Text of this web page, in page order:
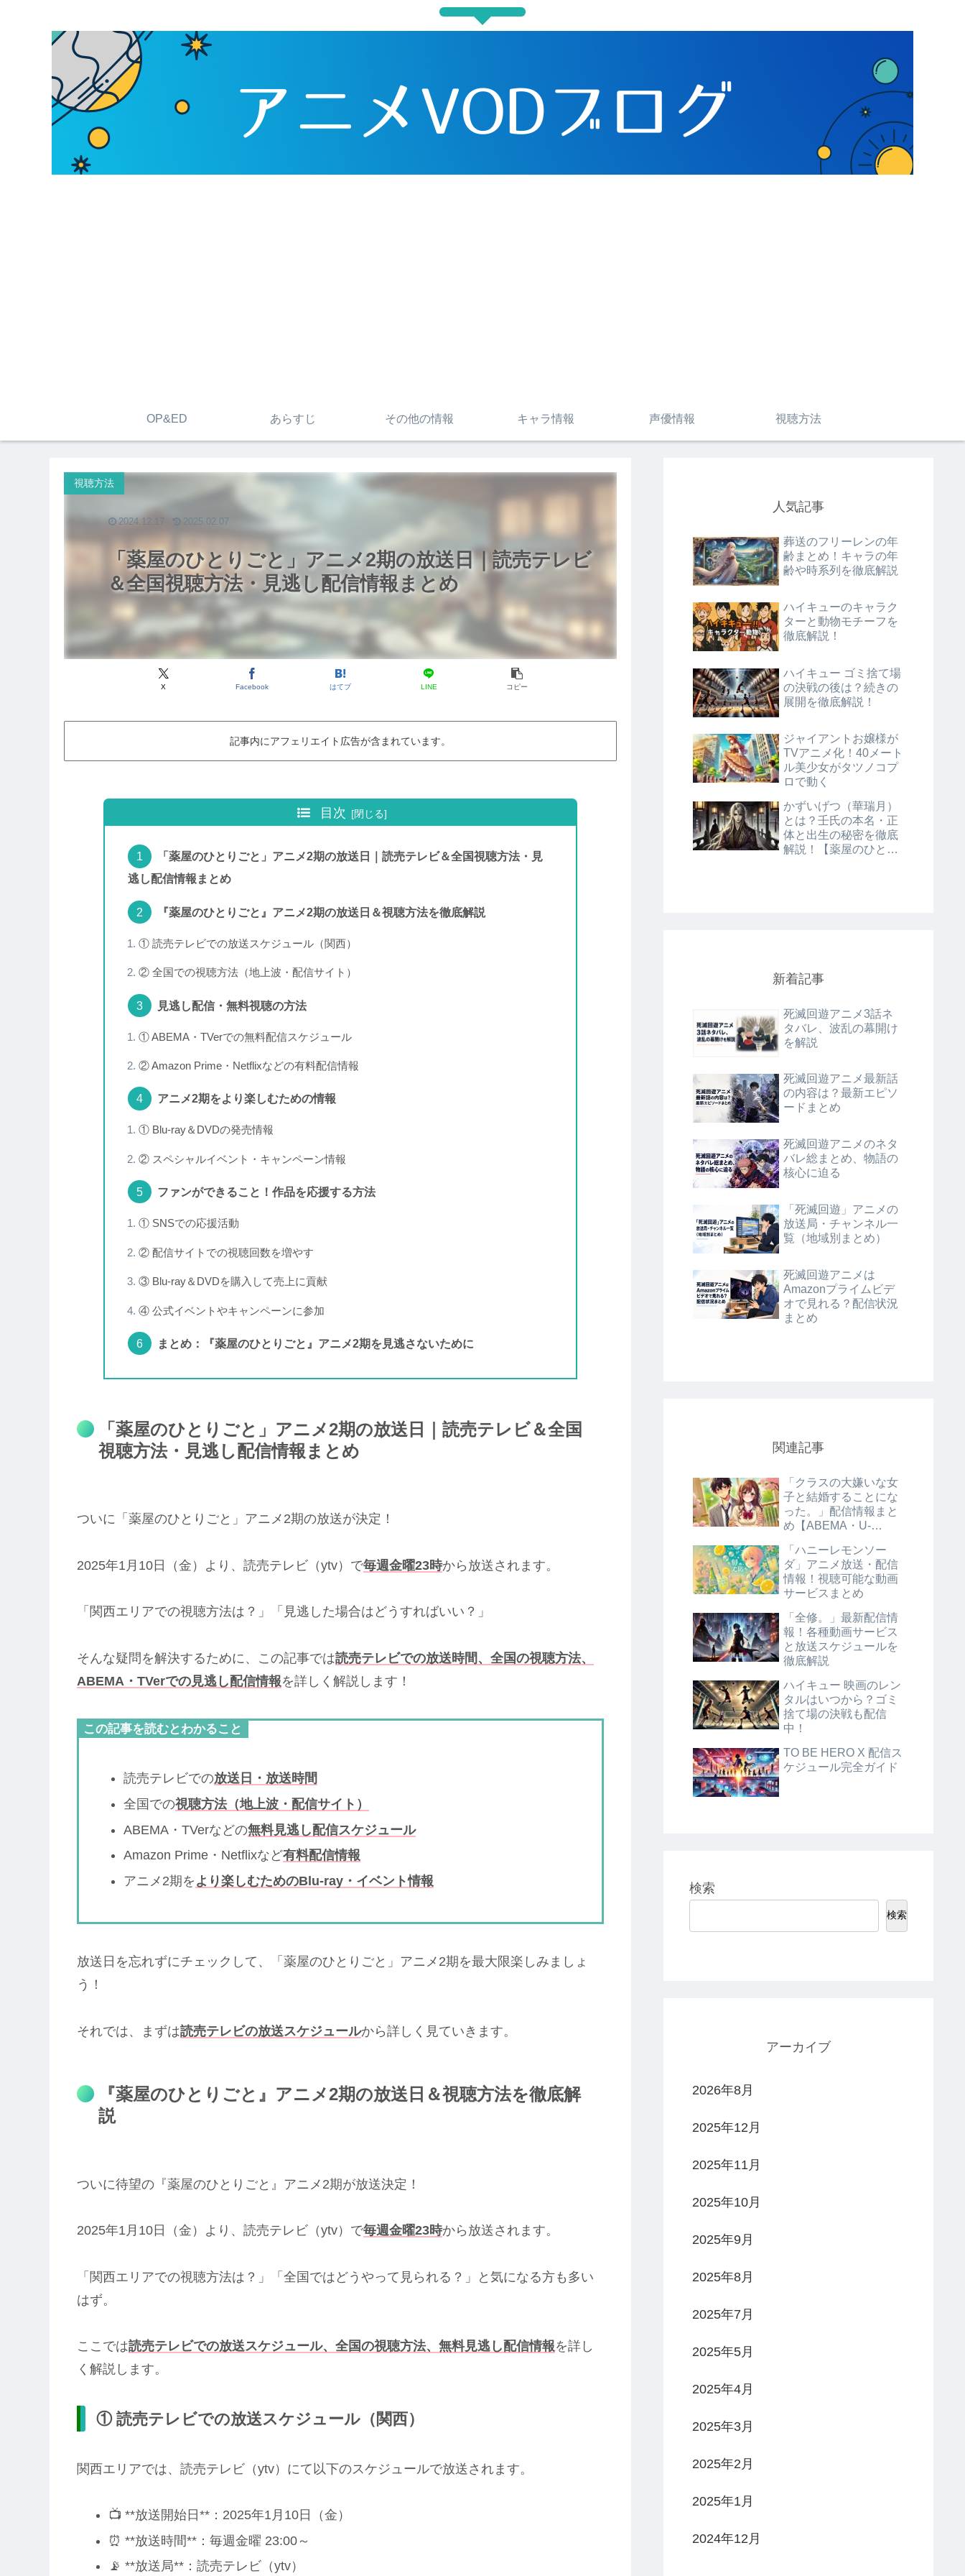
OP&ED あらすじ その他の情報 キャラ情報 声優情報 視聴方法
「薬屋のひとりごと」アニメ2期の放送日｜読売テレビ
＆全国視聴方法・見逃し配信情報まとめ
視聴方法
X Facebook はてブ LINE コピー
2024.12.17 2025.02.07
記事内にアフェリエイト広告が含まれています。
目次
「薬屋のひとりごと」アニメ2期の放送日｜読売テレビ＆全国視聴方法・見
逃し配信情報まとめ
『薬屋のひとりごと』アニメ2期の放送日＆視聴方法を徹底解説
① 読売テレビでの放送スケジュール（関西）
② 全国での視聴方法（地上波・配信サイト）
見逃し配信・無料視聴の方法
① ABEMA・TVerでの無料配信スケジュール
② Amazon Prime・Netflixなどの有料配信情報
アニメ2期をより楽しむための情報
① Blu-ray＆DVDの発売情報
② スペシャルイベント・キャンペーン情報
ファンができること！作品を応援する方法
① SNSでの応援活動
② 配信サイトでの視聴回数を増やす
③ Blu-ray＆DVDを購入して売上に貢献
④ 公式イベントやキャンペーンに参加
まとめ：『薬屋のひとりごと』アニメ2期を見逃さないために
「薬屋のひとりごと」アニメ2期の放送日｜読売テレビ＆全国
視聴方法・見逃し配信情報まとめ
ついに「薬屋のひとりごと」アニメ2期の放送が決定！
2025年1月10日（金）より、読売テレビ（ytv）で毎週金曜23時から放送されます。
「関西エリアでの視聴方法は？」「見逃した場合はどうすればいい？」
そんな疑問を解決するために、この記事では読売テレビでの放送時間、全国の視聴方法、
ABEMA・TVerでの見逃し配信情報を詳しく解説します！
この記事を読むとわかること
読売テレビでの放送日・放送時間
全国での視聴方法（地上波・配信サイト）
ABEMA・TVerなどの無料見逃し配信スケジュール
Amazon Prime・Netflixなど有料配信情報
アニメ2期を より楽しむためのBlu-ray・イベント情報
放送日を忘れずにチェックして、「薬屋のひとりごと」アニメ2期を最大限楽しみましょ
う！
それでは、まずは読売テレビの放送スケジュールから詳しく見ていきます。
『薬屋のひとりごと』アニメ2期の放送日＆視聴方法を徹底解
説
ついに待望の『薬屋のひとりごと』アニメ2期が放送決定！
2025年1月10日（金）より、読売テレビ（ytv）で毎週金曜23時から放送されます。
「関西エリアでの視聴方法は？」「全国ではどうやって見られる？」と気になる方も多い
はず。
ここでは読売テレビでの放送スケジュール、全国の視聴方法、無料見逃し配信情報を詳し
く解説します。
① 読売テレビでの放送スケジュール（関西）
関西エリアでは、読売テレビ（ytv）にて以下のスケジュールで放送されます。
📺 **放送開始日**：2025年1月10日（金）
⏰ **放送時間**：毎週金曜 23:00～
📡 **放送局**：読売テレビ（ytv）
人気記事
葬送のフリーレンの年
齢まとめ！キャラの年
齢や時系列を徹底解説
ハイキューのキャラク
ターと動物モチーフを
徹底解説！
ハイキュー ゴミ捨て場
の決戦の後は？続きの
展開を徹底解説！
ジャイアントお嬢様が
TVアニメ化！40メート
ル美少女がタツノコプ
ロで動く
かずいげつ（華瑞月）
とは？壬氏の本名・正
体と出生の秘密を徹底
解説！【薬屋のひとり
新着記事
死滅回遊アニメ3話ネ
タバレ、波乱の幕開け
を解説
死滅回遊アニメ最新話
の内容は？最新エピソ
ードまとめ
死滅回遊アニメのネタ
バレ総まとめ、物語の
核心に迫る
「死滅回遊」アニメの
放送局・チャンネル一
覧（地域別まとめ）
死滅回遊アニメは
Amazonプライムビデ
オで見れる？配信状況
まとめ
関連記事
「クラスの大嫌いな女
子と結婚することにな
った。」配信情報まと
め【ABEMA・U-
「ハニーレモンソー
ダ」アニメ放送・配信
情報！視聴可能な動画
サービスまとめ
「全修。」最新配信情
報！各種動画サービス
と放送スケジュールを
徹底解説
ハイキュー 映画のレン
タルはいつから？ゴミ
捨て場の決戦も配信
中！
TO BE HERO X 配信ス
ケジュール完全ガイド
検索
検索
アーカイブ
2026年8月
2025年12月
2025年11月
2025年10月
2025年9月
2025年8月
2025年7月
2025年5月
2025年4月
2025年3月
2025年2月
2025年1月
2024年12月